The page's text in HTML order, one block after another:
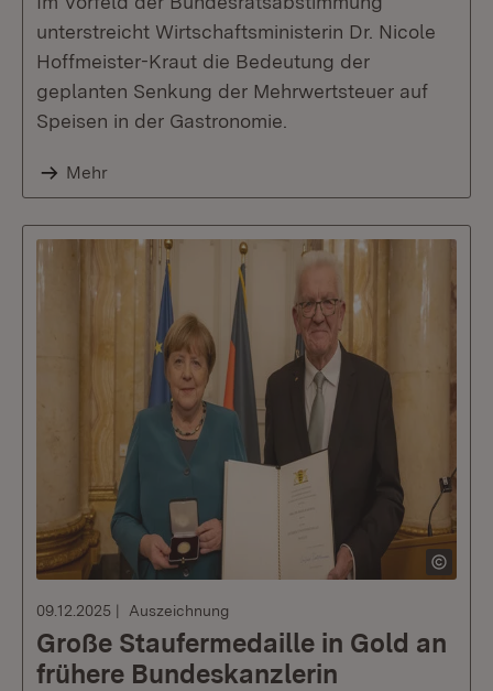
unterstreicht Wirtschaftsministerin Dr. Nicole
Hoffmeister-Kraut die Bedeutung der
geplanten Senkung der Mehrwertsteuer auf
Speisen in der Gastronomie.
Mehr
09.12.2025 Auszeichnung
Große Staufermedaille in Gold an
frühere Bundeskanzlerin